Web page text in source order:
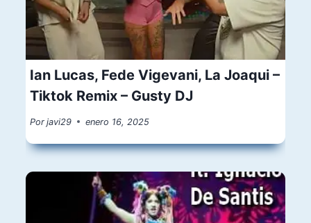
Ian Lucas, Fede Vigevani, La Joaqui –
Tiktok Remix – Gusty DJ
Por javi29 enero 16, 2025